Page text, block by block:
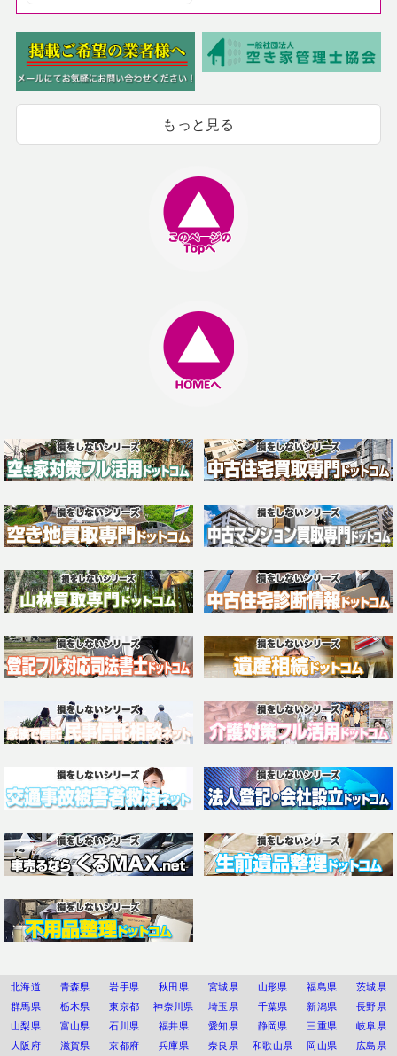
もっと見る
北海道 青森県 岩手県 秋田県 宮城県 山形県 福島県
茨城県
群馬県
栃木県 東京都 神奈川県 埼玉県 千葉県 新潟県
長野県
山梨県
富山県 石川県 福井県 愛知県 静岡県 三重県
岐阜県
大阪府
滋賀県 京都府 兵庫県 奈良県 和歌山県 岡山県 広島県